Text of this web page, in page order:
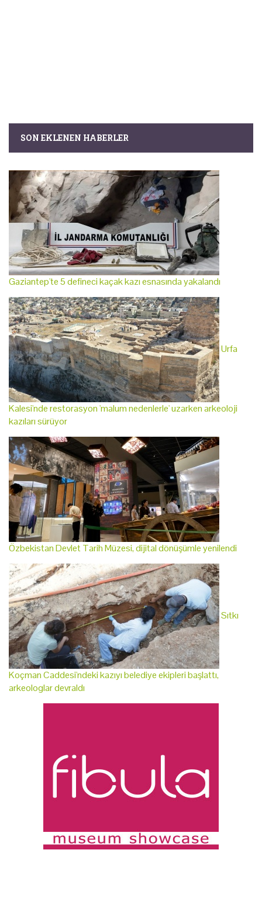
SON EKLENEN HABERLER
Gaziantep'te 5 defineci kaçak kazı esnasında yakalandı
Urfa
Kalesi'nde restorasyon 'malum nedenlerle' uzarken arkeoloji
kazıları sürüyor
Özbekistan Devlet Tarih Müzesi, dijital dönüşümle yenilendi
Sıtkı
Koçman Caddesi'ndeki kazıyı belediye ekipleri başlattı,
arkeologlar devraldı